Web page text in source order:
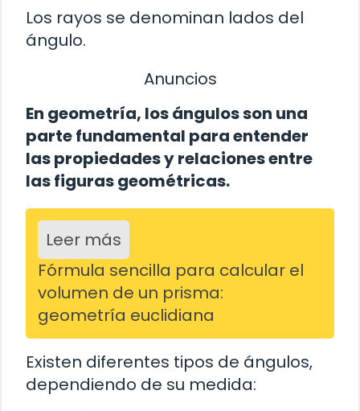
Los rayos se denominan lados del
ángulo.
Anuncios
En geometría, los ángulos son una
parte fundamental para entender
las propiedades y relaciones entre
las figuras geométricas.
Leer más
Fórmula sencilla para calcular el
volumen de un prisma:
geometría euclidiana
Existen diferentes tipos de ángulos,
dependiendo de su medida: